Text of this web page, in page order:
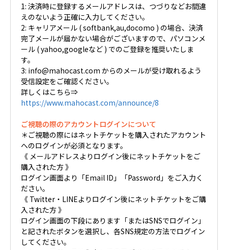
1: 決済時に登録するメールアドレスは、つづりなどお間違
えのないよう正確に入力してください。
2: キャリアメール ( softbank,au,docomo ) の場合、決済
完了メールが届かない場合がございますので、パソコンメ
ール ( yahoo,googleなど ) でのご登録を推奨いたしま
す。
3: info@mahocast.com からのメールが受け取れるよう
受信設定をご確認ください。
詳しくはこちら⇒
https://www.mahocast.com/announce/8
ご視聴の際のアカウントログインについて
＊ご視聴の際にはネットチケットを購入されたアカウント
へのログインが必須となります。
《 メールアドレスよりログイン後にネットチケットをご
購入された方 》
ログイン画面より「Email ID」「Password」をご入力く
ださい。
《 Twitter・LINEよりログイン後にネットチケットをご購
入された方 》
ログイン画面の下段にあります「またはSNSでログイン」
と記されたボタンを選択し、各SNS規定の方法でログイン
してください。